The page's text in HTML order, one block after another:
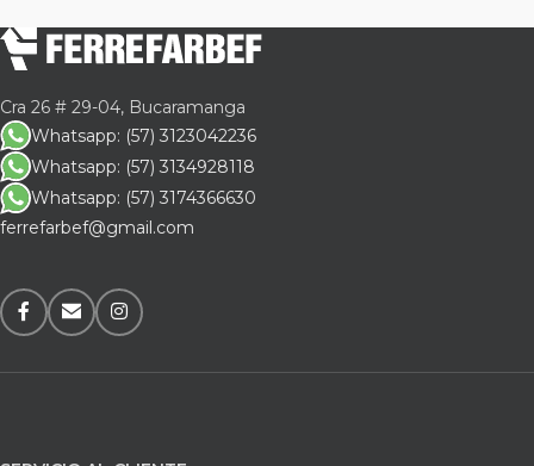
Cra 26 # 29-04, Bucaramanga
Whatsapp: (57) 3123042236
Whatsapp: (57) 3134928118
Whatsapp: (57) 3174366630
ferrefarbef@gmail.com